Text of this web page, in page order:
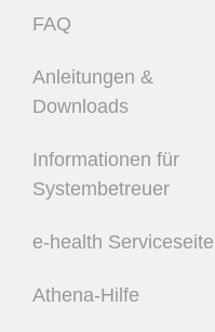
FAQ
Anleitungen &
Downloads
Informationen für
Systembetreuer
e-health Serviceseite
Athena-Hilfe